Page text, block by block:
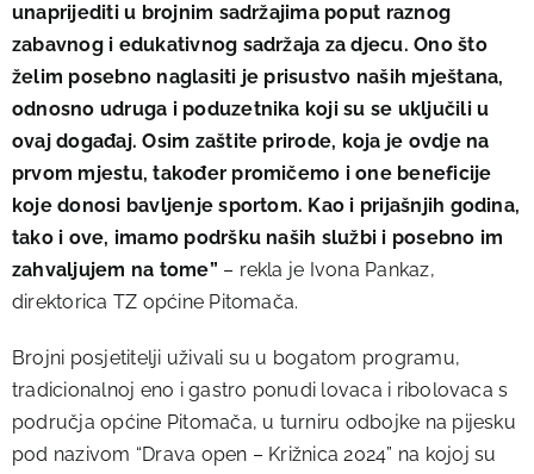
unaprijediti u brojnim sadržajima poput raznog
zabavnog i edukativnog sadržaja za djecu. Ono što
želim posebno naglasiti je prisustvo naših mještana,
odnosno udruga i poduzetnika koji su se uključili u
ovaj događaj. Osim zaštite prirode, koja je ovdje na
prvom mjestu, također promičemo i one beneficije
koje donosi bavljenje sportom. Kao i prijašnjih godina,
tako i ove, imamo podršku naših službi i posebno im
zahvaljujem na tome” – rekla je Ivona Pankaz,
direktorica TZ općine Pitomača.
Brojni posjetitelji uživali su u bogatom programu,
tradicionalnoj eno i gastro ponudi lovaca i ribolovaca s
područja općine Pitomača, u turniru odbojke na pijesku
pod nazivom “Drava open – Križnica 2024” na kojoj su